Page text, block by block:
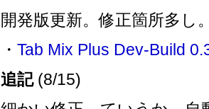
開発版更新。修正箇所多し
・ Tab Mix Plus Dev-Build
追記(8/15)